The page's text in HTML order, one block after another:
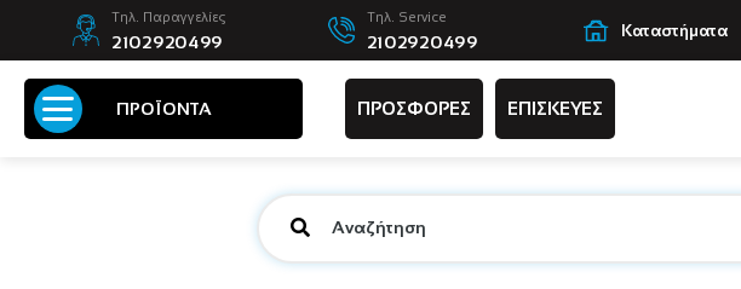
Τηλ. Παραγγελίες
2102920499
Τηλ. Service
2102920499
Καταστήματα
ΠΡΟΪΟΝΤΑ ΠΡΟΣΦΟΡΕΣ ΕΠΙΣΚΕΥΕΣ